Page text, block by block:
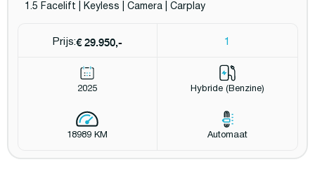
1.5 Facelift | Keyless | Camera | Carplay
Prijs:€ 29.950,- 1
2025 Hybride (Benzine)
18989 KM Automaat